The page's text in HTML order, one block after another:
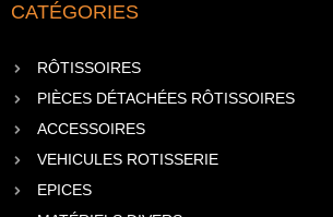
CATÉGORIES
RÔTISSOIRES
PIÈCES DÉTACHÉES RÔTISSOIRES
ACCESSOIRES
VEHICULES ROTISSERIE
EPICES